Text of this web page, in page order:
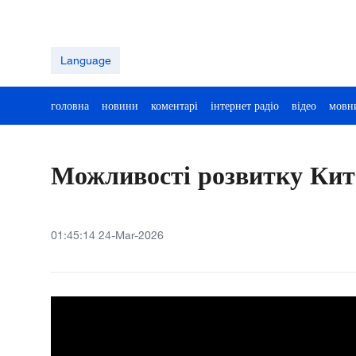
Language
головна новини коментарі інтернет радіо відео
Можливості розвитку
01:45:14 24-Mar-2026